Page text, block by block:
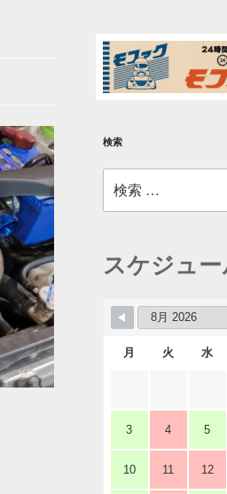
検索
索:
スケジュー
月 火 水
3 4 5
10 11 12